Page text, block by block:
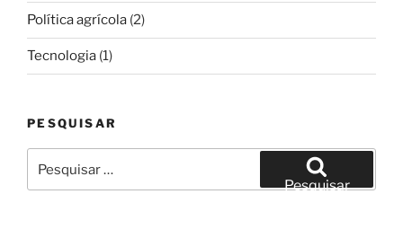
Política agrícola (2)
Tecnologia (1)
PESQUISAR
por:
Pesquisar